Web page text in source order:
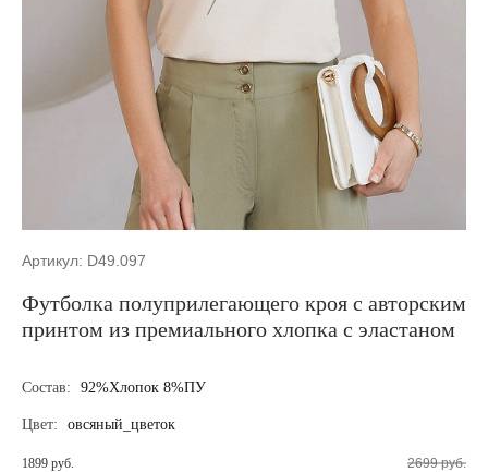
Артикул: D49.097
Футболка полуприлегающего кроя с авторским
принтом из премиального хлопка с эластаном
Состав: 92%Хлопок 8%ПУ
Цвет: овсяный_цветок
1899 руб. 2699 руб.